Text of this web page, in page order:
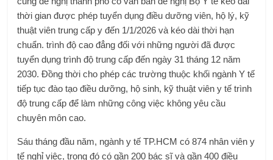
thời gian được phép tuyển dụng điều dưỡng viên, hộ lý, kỹ
thuật viên trung cấp y đến 1/1/2026 và kéo dài thời hạn
chuẩn. trình độ cao đẳng đối với những người đã được
tuyển dụng trình độ trung cấp đến ngày 31 tháng 12 năm
2030. Đồng thời cho phép các trường thuộc khối ngành Y tế
tiếp tục đào tạo điều dưỡng, hộ sinh, kỹ thuật viên y tế trình
độ trung cấp để làm những công việc không yêu cầu
chuyên môn cao.
Sáu tháng đầu năm, ngành y tế TP.HCM có 874 nhân viên y
tế nghỉ việc, trong đó có gần 200 bác sĩ và gần 400 điều